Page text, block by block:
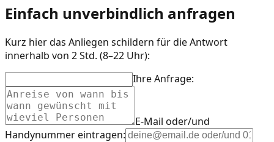
Einfach unverbindlich anfragen
Kurz hier das Anliegen schildern für die Antwort
innerhalb von 2 Std. (8–22 Uhr):
Ihre Anfrage:
E-Mail oder/und
Handynummer eintragen: